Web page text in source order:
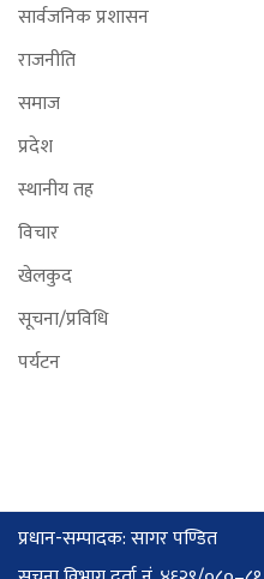
सार्वजनिक प्रशासन
राजनीति
समाज
प्रदेश
स्थानीय तह
विचार
खेलकुद
सूचना/प्रविधि
पर्यटन
प्रधान-सम्पादक: सागर पण्डित